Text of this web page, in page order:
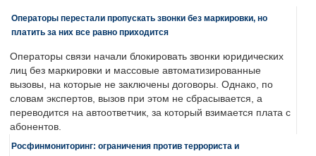
Операторы перестали пропускать звонки без маркировки, но
платить за них все равно приходится
Операторы связи начали блокировать звонки юридических
лиц без маркировки и массовые автоматизированные
вызовы, на которые не заключены договоры. Однако, по
словам экспертов, вызов при этом не сбрасывается, а
переводится на автоответчик, за который взимается плата с
абонентов.
Росфинмониторинг: ограничения против террориста и